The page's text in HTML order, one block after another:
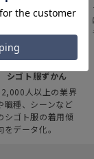
みんなの
シゴト服ずかん
人以上の業界
職種、シーンなど
シゴト服の着用傾
をデータ化。